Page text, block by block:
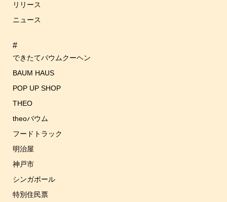
ョ
ン
リリース
ニュース
#
できたてバウムクーヘン
BAUM HAUS
POP UP SHOP
THEO
theoバウム
フードトラック
明治屋
神戸市
シンガポール
特別住民票